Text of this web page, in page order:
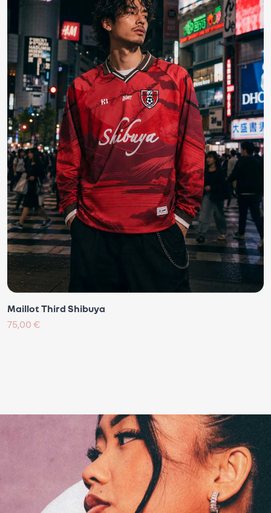
Maillot Third Shibuya
75,00 €